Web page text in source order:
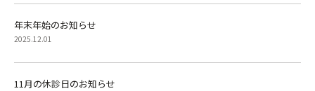
年末年始のお知らせ
2025.12.01
11月の休診日のお知らせ